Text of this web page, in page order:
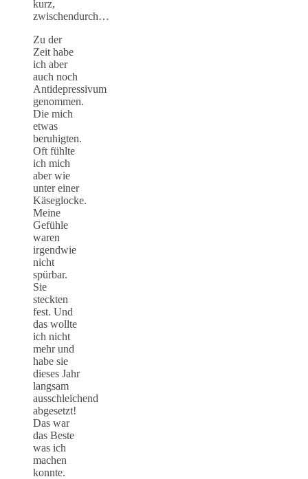
kurz,
zwischendurch…
Zu der
Zeit habe
ich aber
auch noch
Antidepressivum
genommen.
Die mich
etwas
beruhigten.
Oft fühlte
ich mich
aber wie
unter einer
Käseglocke.
Meine
Gefühle
waren
irgendwie
nicht
spürbar.
Sie
steckten
fest. Und
das wollte
ich nicht
mehr und
habe sie
dieses Jahr
langsam
ausschleichend
abgesetzt!
Das war
das Beste
was ich
machen
konnte.